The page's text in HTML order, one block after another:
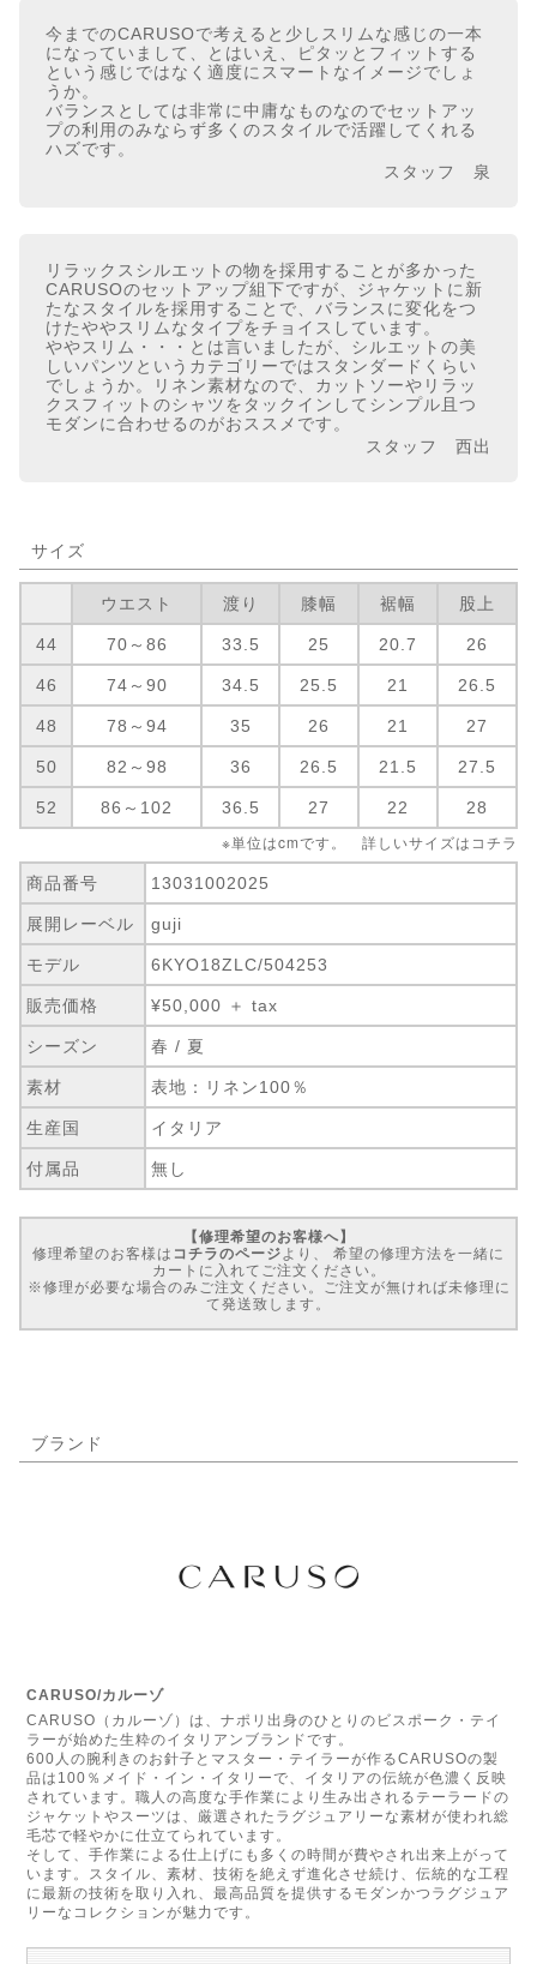
今までのCARUSOで考えると少しスリムな感じの一本
になっていまして、とはいえ、ピタッとフィットする
という感じではなく適度にスマートなイメージでしょ
うか。
バランスとしては非常に中庸なものなのでセットアッ
プの利用のみならず多くのスタイルで活躍してくれる
ハズです。
スタッフ 泉
リラックスシルエットの物を採用することが多かった
CARUSOのセットアップ組下ですが、ジャケットに新
たなスタイルを採用することで、バランスに変化をつ
けたややスリムなタイプをチョイスしています。
ややスリム・・・とは言いましたが、シルエットの美
しいパンツというカテゴリーではスタンダードくらい
でしょうか。リネン素材なので、カットソーやリラッ
クスフィットのシャツをタックインしてシンプル且つ
モダンに合わせるのがおススメです。
スタッフ 西出
サイズ
ウエスト 渡り 膝幅 裾幅 股上
44 70～86 33.5 25 20.7 26
46 74～90 34.5 25.5 21 26.5
48 78～94 35 26 21 27
50 82～98 36 26.5 21.5 27.5
52 86～102 36.5 27 22 28
※単位はcmです。 詳しいサイズは コチラ
商品番号 13031002025
展開レーベル guji
モデル 6KYO18ZLC/504253
販売価格 ¥50,000 ＋ tax
シーズン 春 / 夏
素材 表地：リネン100％
生産国 イタリア
付属品 無し
【修理希望のお客様へ】
修理希望のお客様は コチラのページ より、 希望の修理方法を一緒に
カートに入れてご注文ください。
※修理が必要な場合のみご注文ください。ご注文が無ければ未修理に
て発送致します。
ブランド
CARUSO/カルーゾ
CARUSO（カルーゾ）は、ナポリ出身のひとりのビスポーク・テイ
ラーが始めた生粋のイタリアンブランドです。
600人の腕利きのお針子とマスター・テイラーが作るCARUSOの製
品は100％メイド・イン・イタリーで、イタリアの伝統が色濃く反映
されています。職人の高度な手作業により生み出されるテーラードの
ジャケットやスーツは、厳選されたラグジュアリーな素材が使われ総
毛芯で軽やかに仕立てられています。
そして、手作業による仕上げにも多くの時間が費やされ出来上がって
います。スタイル、素材、技術を絶えず進化させ続け、伝統的な工程
に最新の技術を取り入れ、最高品質を提供するモダンかつラグジュア
リーなコレクションが魅力です。